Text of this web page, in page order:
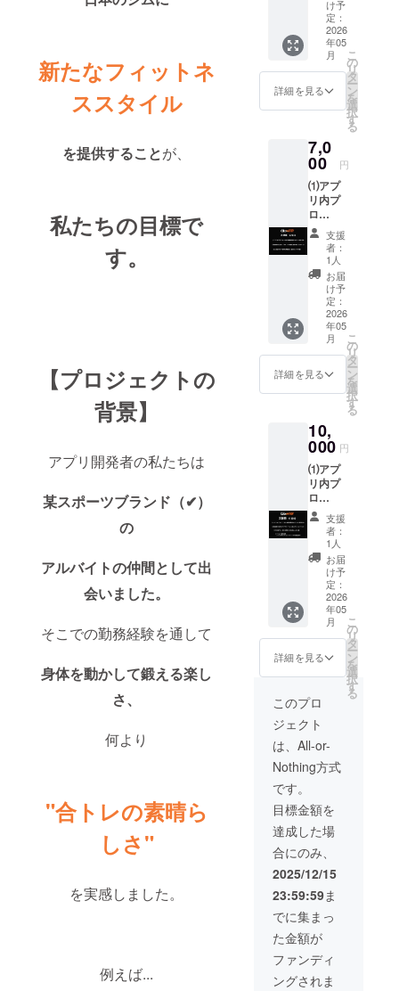
新たなフィットネ
ススタイル
を提供することが、
私たちの目標で
す。
【プロジェクトの
背景】
アプリ開発者の私たちは
某スポーツブランド（✔︎）
の
アルバイトの仲間として出
会いました。
そこでの勤務経験を通して
身体を動かして鍛える楽し
さ、
何より
"合トレの素晴ら
しさ"
を実感しました。
例えば...
援、心より
お待ちして
おります。
メール
アドレ
称合を
付与
⑵支援
者の名
前をア
プリ起
動時画
面に表
（小）
2026年
5月〜
2036年
5月 ⑵
ご支援
で1ヶ月
分の利
用権を
ご提
供 ⑶
ご支援
で1ヶ月
利用権
をご提
供&3ヶ
月半額
容】 ①
アプリ
の登録
に使用
する
メール
アドレ
ス ②タ
イトル
画面に
表示す
る名前
け予
定：
2026
年05
月
詳細を見る
こ
の
リ
タ
ー
ン
を
選
択
す
る
7,0
00 円
⑴アプ
リ内プ
ロ
フィー
ルに支
援者限
定のシ
ルバー
称号を
付与
⑵支援
者の名
前をア
プリ起
動時画
面に表
イ
ズ)2026
年5月〜
2036年
5月 ⑵
ご支援
で1ヶ月
分の利
用権を
ご提供
⑶ご支
援で1ヶ
月の利
用権を
ご提供
&6ヶ月
半額
入内
容】 ①
アプリ
の登録
に使用
する
ス ②タ
イトル
画面に
表示す
る名前
支援
者：
1人
お届
け予
定：
2026
年05
月
詳細を見る
こ
の
リ
タ
ー
ン
を
選
択
す
る
10,
000 円
⑴アプ
リ内プ
ロ
フィー
ルに支
援者限
定の
ゴール
ド称号
を付
与 ⑵
支援者
の名前
をアプ
リ起動
時に表
示(大サ
イ
ズ)2026
年5月〜
2036年
5月 ⑵
分の利
用権を
ご提供
⑶ご支
援で2ヶ
月の利
用権を
ご提供
&6ヶ月
半額 ︎⑷
イベン
ト優先
枠招待
支援
者：
1人
お届
け予
定：
2026
年05
月
詳細を見る
こ
の
リ
タ
ー
ン
を
選
択
す
る
このプロ
ジェクト
は、All-or-
Nothing方式
です。
目標金額を
達成した場
合にのみ、
2025/12/15
23:59:59ま
でに集まっ
た金額が
ファンディ
ングされま